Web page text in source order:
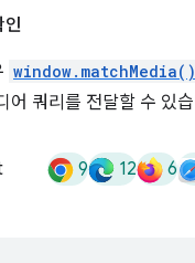
인
window.matchMedia()
어 쿼리를 전달할 수 있
9 12 6